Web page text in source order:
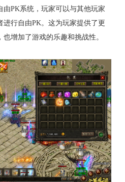
PK系统，玩家可以与其他玩家
行自由PK。这为玩家提供了更
增加了游戏的乐趣和挑战性。